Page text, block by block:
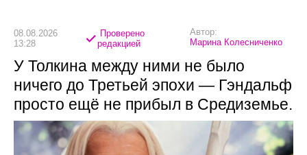
08.08.2026
13:28
Проверено
редакцией
Автор:
Марина Колесниченко
У Толкина между ними не было
ничего до Третьей эпохи — Гэндальф
просто ещё не прибыл в Средиземье.